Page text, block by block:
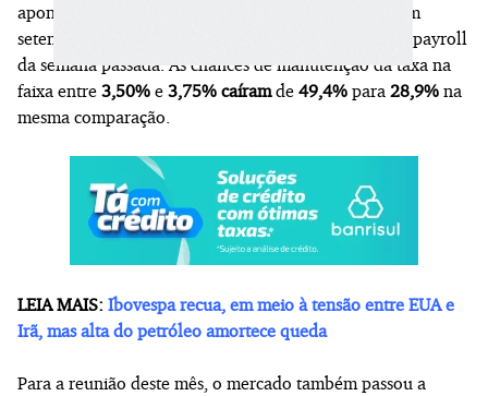
apontava probabilidade de
de alta de juros em
setembro, em comparação com a
vista após o payroll
da semana passada. As chances de manutenção da taxa na
faixa entre 3,50% e 3,75% caíramde 49,4% para 28,9% na
mesma comparação.
LEIA MAIS: Ibovespa recua, em meio à tensão entre EUA e
Irã, mas alta do petróleo amortece queda
Para a reunião deste mês, o mercado também passou a